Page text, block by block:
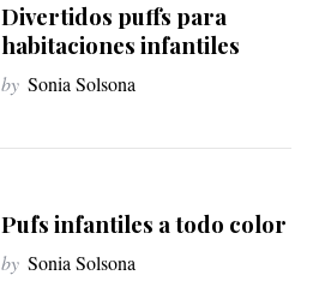
Divertidos puffs para
habitaciones infantiles
by Sonia Solsona
Pufs infantiles a todo color
by Sonia Solsona